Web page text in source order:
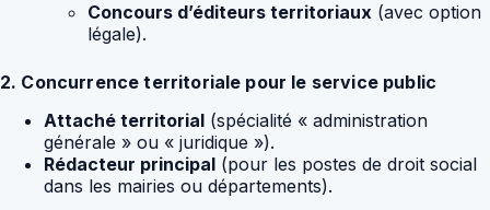
Concours d’éditeurs territoriaux (avec option
légale).
2. Concurrence territoriale pour le service public
Attaché territorial (spécialité « administration
générale » ou « juridique »).
Rédacteur principal (pour les postes de droit social
dans les mairies ou départements).